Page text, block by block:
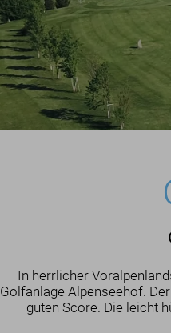
In herrlicher
Golfanlage Alpenseehof.
guten Score. Die leicht